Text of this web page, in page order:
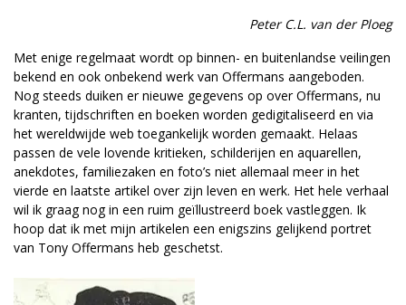
Peter C.L. van der Ploeg
Met enige regelmaat wordt op binnen- en buitenlandse veilingen
bekend en ook onbekend werk van Offermans aangeboden.
Nog steeds duiken er nieuwe gegevens op over Offermans, nu
kranten, tijdschriften en boeken worden gedigitaliseerd en via
het wereldwijde web toegankelijk worden gemaakt. Helaas
passen de vele lovende kritieken, schilderijen en aquarellen,
anekdotes, familiezaken en foto’s niet allemaal meer in het
vierde en laatste artikel over zijn leven en werk. Het hele verhaal
wil ik graag nog in een ruim geïllustreerd boek vastleggen. Ik
hoop dat ik met mijn artikelen een enigszins gelijkend portret
van Tony Offermans heb geschetst.